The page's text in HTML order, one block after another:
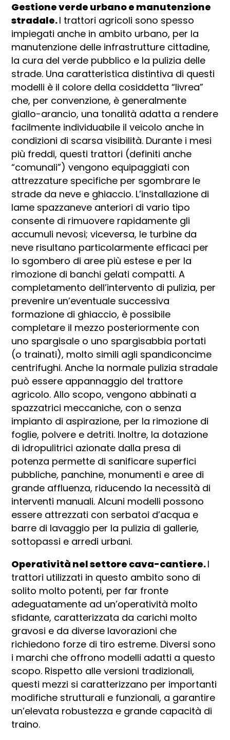
Gestione verde urbano e manutenzione
stradale.I trattori agricoli sono spesso
impiegati anche in ambito urbano, per la
manutenzione delle infrastrutture cittadine,
la cura del verde pubblico e la pulizia delle
strade. Una caratteristica distintiva di questi
modelli è il colore della cosiddetta “livrea”
che, per convenzione, è generalmente
giallo-arancio, una tonalità adatta a rendere
facilmente individuabile il veicolo anche in
condizioni di scarsa visibilità. Durante i mesi
più freddi, questi trattori (definiti anche
“comunali”) vengono equipaggiati con
attrezzature specifiche per sgombrare le
strade da neve e ghiaccio. L’installazione di
lame spazzaneve anteriori di vario tipo
consente di rimuovere rapidamente gli
accumuli nevosi; viceversa, le turbine da
neve risultano particolarmente efficaci per
lo sgombero di aree più estese e per la
rimozione di banchi gelati compatti. A
completamento dell’intervento di pulizia, per
prevenire un’eventuale successiva
formazione di ghiaccio, è possibile
completare il mezzo posteriormente con
uno spargisale o uno spargisabbia portati
(o trainati), molto simili agli spandiconcime
centrifughi. Anche la normale pulizia stradale
può essere appannaggio del trattore
agricolo. Allo scopo, vengono abbinati a
spazzatrici meccaniche, con o senza
impianto di aspirazione, per la rimozione di
foglie, polvere e detriti. Inoltre, la dotazione
di idropulitrici azionate dalla presa di
potenza permette di sanificare superfici
pubbliche, panchine, monumenti e aree di
grande affluenza, riducendo la necessità di
interventi manuali. Alcuni modelli possono
essere attrezzati con serbatoi d’acqua e
barre di lavaggio per la pulizia di gallerie,
sottopassi e arredi urbani.
Operatività nel settore cava-cantiere.I
trattori utilizzati in questo ambito sono di
solito molto potenti, per far fronte
adeguatamente ad un’operatività molto
sfidante, caratterizzata da carichi molto
gravosi e da diverse lavorazioni che
richiedono forze di tiro estreme. Diversi sono
i marchi che offrono modelli adatti a questo
scopo. Rispetto alle versioni tradizionali,
questi mezzi si caratterizzano per importanti
modifiche strutturali e funzionali, a garantire
un’elevata robustezza e grande capacità di
traino.